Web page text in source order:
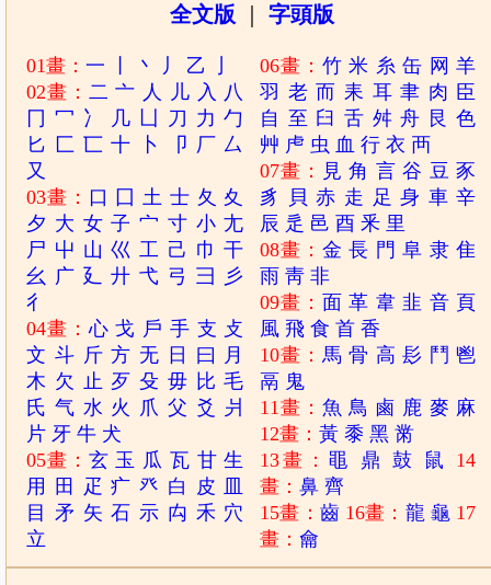
全文版 ｜ 字頭版
01畫：一 丶 丿 乙
02畫： 二 亠 人 儿 入
八
冂 冖 冫 几 刀 力 勹
匕 匚 匸 十 卜 卩 厂 厶
又
03畫： 口 囗 土 士 夂 夊
夕 大 女 子 宀 寸 小 尢
尸 屮 山 巛 工 己 巾 干
幺 广 廴 廾 弋 弓 彐 彡
彳
04畫：心 戈 戶 手 支 攴
文 斗 斤 方 无 日 曰
月
木 欠 止 歹 殳 毋 比 毛
氏 气 水 火 爪 父 爻 爿
片 牙 牛 犬
05畫： 玄 玉 瓜 瓦 甘 生
用
田 疋 疒 癶 白 皮 皿
目 矛 矢 石 示 禸 禾 穴
立
06畫： 竹 米 糸 缶 网 羊
羽 老 而 耒 耳 聿 肉 臣
自 至 臼 舌 舛 舟 艮 色
艸 虍 虫 血 行 衣 襾
07畫： 見 角 言 谷 豆 豕
豸
貝 赤 走 足 身 車 辛
辰 辵 邑 酉 釆 里
08畫： 金 長 門 阜 隶 隹
雨 靑 非
09畫： 面 革 韋 韭 音 頁
風 飛 食 首 香
10畫： 馬 骨 高 髟 鬥 鬯
鬲 鬼
11畫： 魚 鳥 鹵 鹿 麥 麻
12畫：黃 黍 黑 黹
13畫：黽 鼎 鼓 鼠
14
畫：鼻 齊
15畫： 齒 16畫： 龍 龜 17
畫：龠